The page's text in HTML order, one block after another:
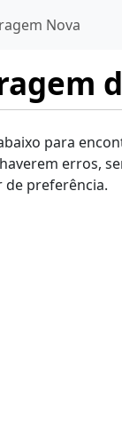
Nova
para
erros,
de preferência.